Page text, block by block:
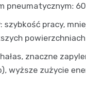
pneumatycznym:
szybkość pracy,
powierzchniach
znaczne
wyższe zużycie